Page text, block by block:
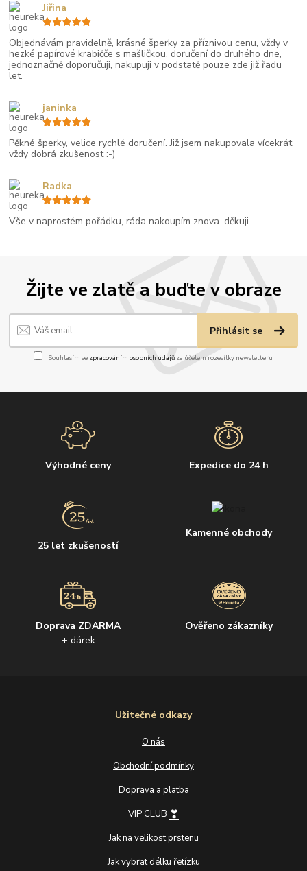
Žijte ve zlatě a buďte v obraze
Přihlásit se
Souhlasím se zpracováním osobních údajůza účelem rozesílky newsletteru.
Výhodné ceny Expedice do 24 h
25 let zkušeností
Kamenné obchody
Doprava ZDARMA
+ dárek
Ověřeno zákazníky
Užitečné odkazy
O nás
Obchodní podmínky
Doprava a platba
VIP CLUB ❣
Jak na velikost prstenu
Jak vybrat délku řetízku
Objednávám pravidelně, krásné šperky za příznivou cenu, vždy v
hezké papírové krabičče s mašličkou, doručení do druhého dne,
jednoznačně doporučuji, nakupuji v podstatě pouze zde již řadu
let.
Jiřina
Pěkné šperky, velice rychlé doručení. Již jsem nakupovala vícekrát,
vždy dobrá zkušenost :-)
janinka
Vše v naprostém pořádku, ráda nakoupím znova. děkuji
Radka